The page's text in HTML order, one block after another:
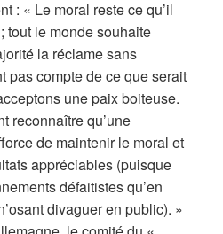
: « Le moral reste ce qu’il
tout le monde souhaite
la réclame sans
pas compte de ce que serait
une paix boiteuse.
reconnaître qu’une
de maintenir le moral et
appréciables (puisque
défaitistes qu’en
divaguer en public). »